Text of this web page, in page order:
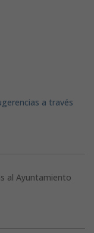
a través
al Ayuntamiento